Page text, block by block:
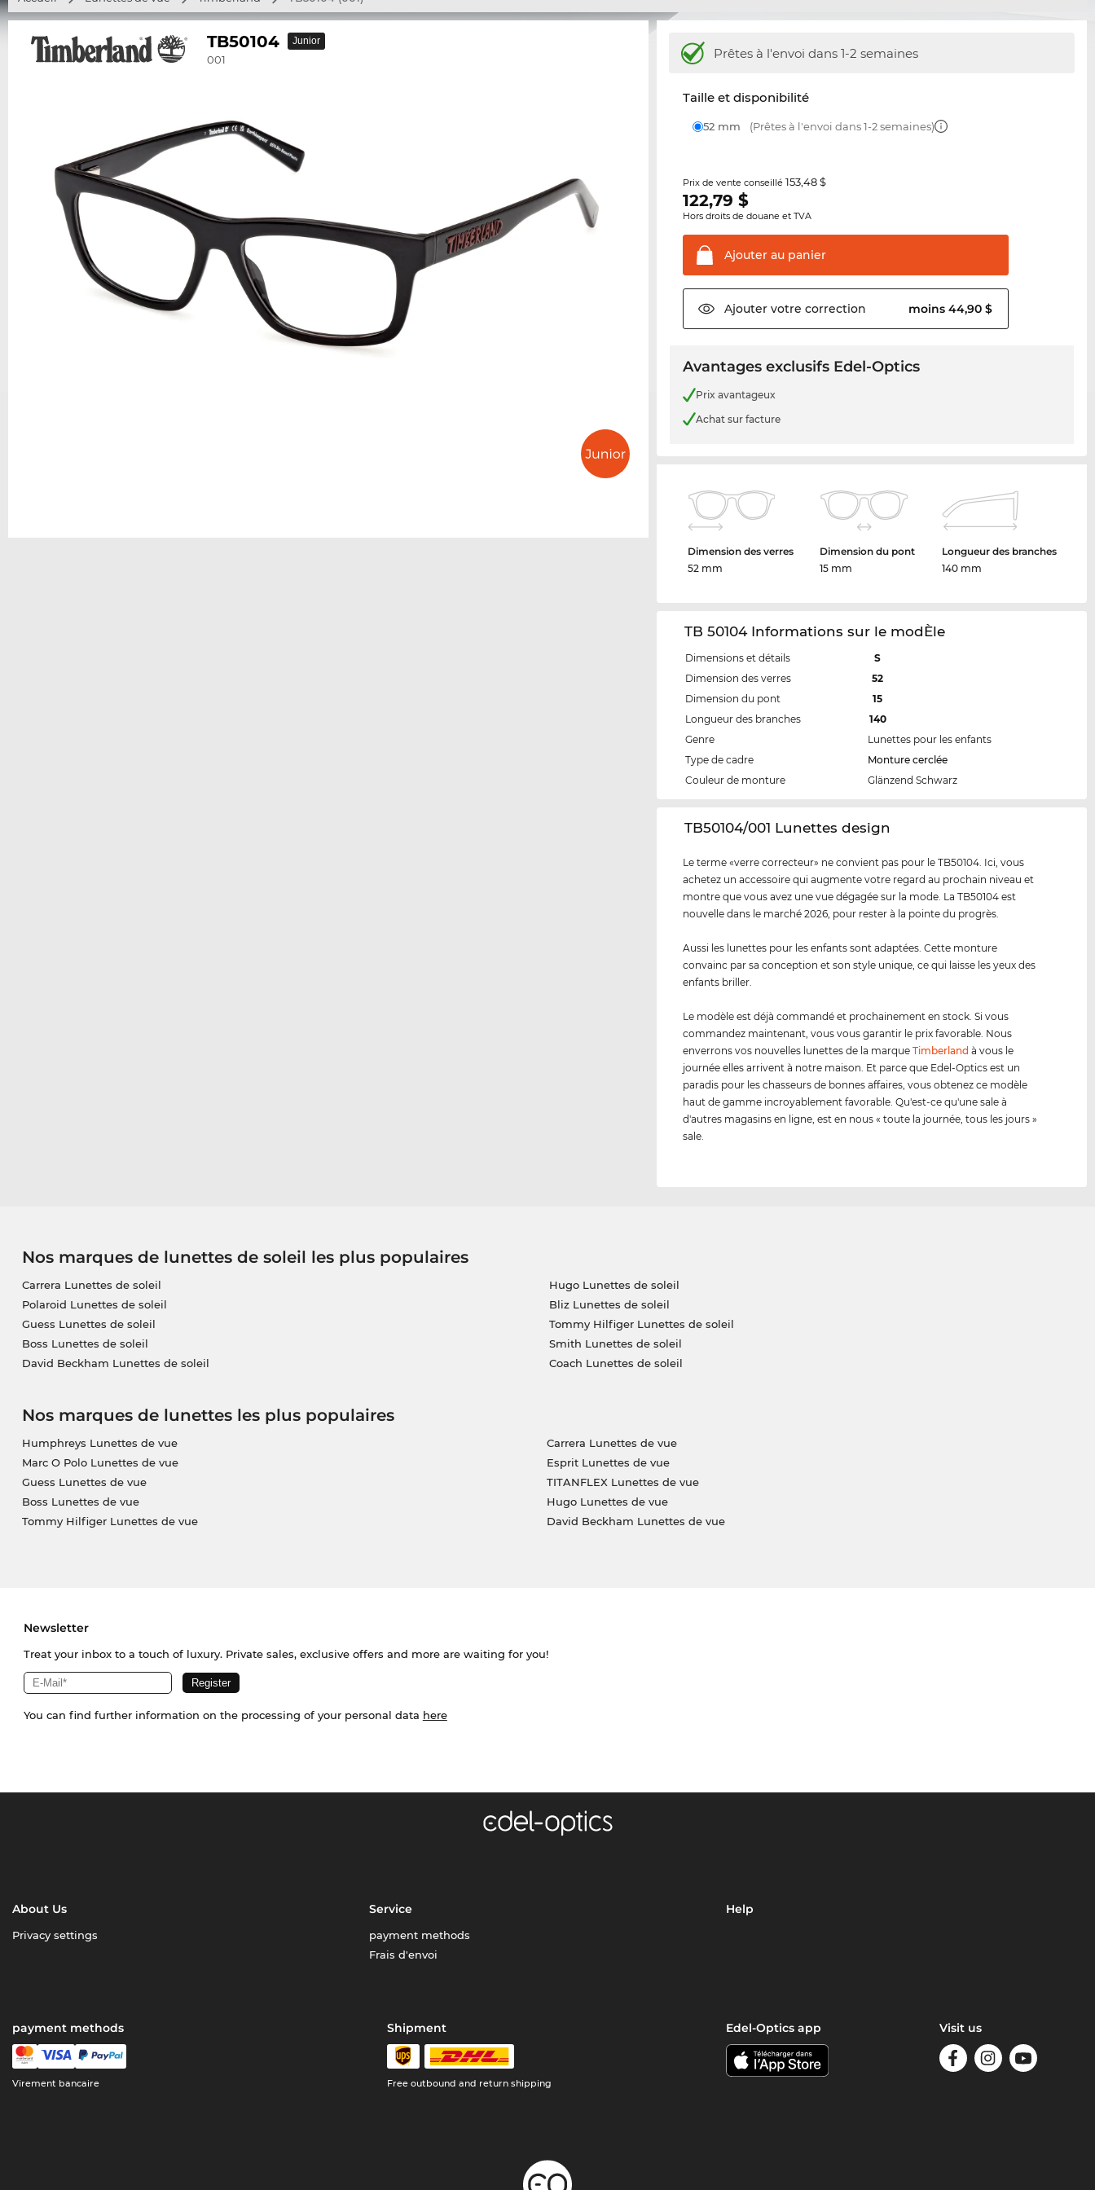
TB50104
001
Junior
Prêtes à l'envoi dans 1-2 semaines
Taille et disponibilité
52 mm (Prêtes à l'envoi dans 1-2 semaines)
Prix de vente conseillé153,48 $
122,79 $
Hors droits de douane et TVA
Ajouter au panier
Ajouter votre correction moins 44,90 $
Avantages exclusifs Edel-Optics
Prix avantageux
Achat sur facture
Dimension des verres
52 mm
Dimension du pont
15 mm
Longueur des branches
140 mm
TB 50104 Informations sur le modÈle
Dimensions et détails
S
Dimension des verres
52
Dimension du pont
15
Longueur des branches
140
Genre
Lunettes pour les enfants
Type de cadre
Monture cerclée
Couleur de monture
Glänzend Schwarz
‌TB50104/001 Lunettes design
Le terme «verre correcteur» ne convient pas pour le TB50104. Ici, vous
achetez un accessoire qui augmente votre regard au prochain niveau et
montre que vous avez une vue dégagée sur la mode. La TB50104 est
nouvelle dans le marché 2026, pour rester à la pointe du progrès.
Aussi les lunettes pour les enfants sont adaptées. Cette monture
convainc par sa conception et son style unique, ce qui laisse les yeux des
enfants briller.
Le modèle est déjà commandé et prochainement en stock. Si vous
commandez maintenant, vous vous garantir le prix favorable. Nous
enverrons vos nouvelles lunettes de la marqueTimberland à vous le
journée elles arrivent à notre maison. Et parce que Edel-Optics est un
paradis pour les chasseurs de bonnes affaires, vous obtenez ce modèle
haut de gamme incroyablement favorable. Qu'est-ce qu'une sale à
d'autres magasins en ligne, est en nous « toute la journée, tous les jours »
sale.
Nos marques de lunettes de soleil les plus populaires
Carrera Lunettes de soleil
Polaroid Lunettes de soleil
Guess Lunettes de soleil
Boss Lunettes de soleil
David Beckham Lunettes de soleil
Hugo Lunettes de soleil
Bliz Lunettes de soleil
Tommy Hilfiger Lunettes de soleil
Smith Lunettes de soleil
Coach Lunettes de soleil
Nos marques de lunettes les plus populaires
Humphreys Lunettes de vue
Marc O Polo Lunettes de vue
Guess Lunettes de vue
Boss Lunettes de vue
Tommy Hilfiger Lunettes de vue
Carrera Lunettes de vue
Esprit Lunettes de vue
TITANFLEX Lunettes de vue
Hugo Lunettes de vue
David Beckham Lunettes de vue
Newsletter
Treat your inbox to a touch of luxury. Private sales, exclusive offers and more are waiting for you!
You can find further information on the processing of your personal data here
About Us
Privacy settings
Service
payment methods
Frais d'envoi
Help
payment methods
Virement bancaire
Shipment
Free outbound and return shipping
Edel-Optics app Visit us